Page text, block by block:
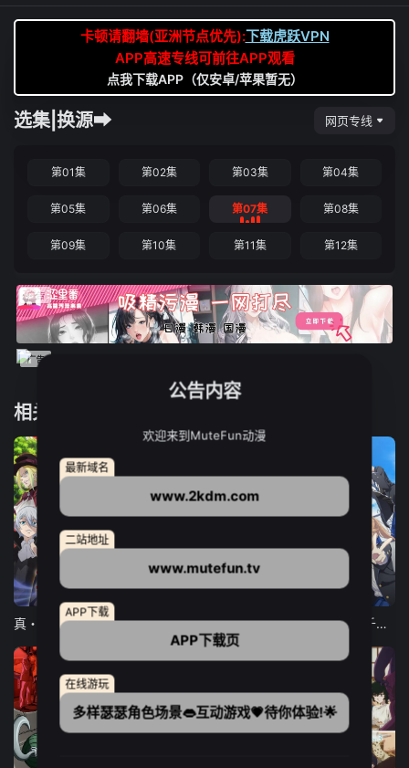
卡顿请翻墙(亚洲节点优先):下载虎跃VPN
APP高速专线可前往APP观看
点我下载APP（仅安卓/苹果暂无）
选集|换源➡ 网页专线
第01集 第02集 第03集 第04集
第05集 第06集 第07集 第08集
第09集 第10集 第11集 第12集
相关推荐
12集全
真・进化果 实不知不觉踏上胜利的人生
12集全
东京猫猫 NEW～♡
13集全
弹珠汽水瓶里的千岁同学
公告内容
欢迎来到MuteFun动漫
最新域名
www.2kdm.com
二站地址
www.mutefun.tv
APP下载
APP下载页
在线游玩
多样瑟瑟角色场景👄互动游戏💗待你体验!🌟